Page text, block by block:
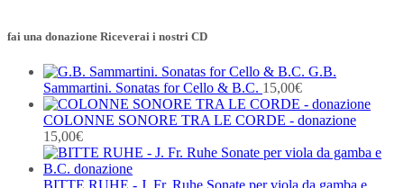
fai una donazione Riceverai i nostri CD
G.B.
Sammartini. Sonatas for Cello & B.C. 15,00€
COLONNE SONORE TRA LE CORDE - donazione
15,00€